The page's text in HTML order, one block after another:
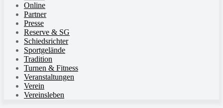
Online
Partner
Presse
Reserve & SG
Schiedsrichter
Sportgelände
Tradition
Turnen & Fitness
Veranstaltungen
Verein
Vereinsleben